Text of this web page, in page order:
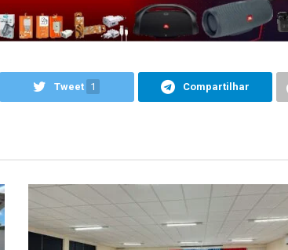
Tweet 1 Compartilhar